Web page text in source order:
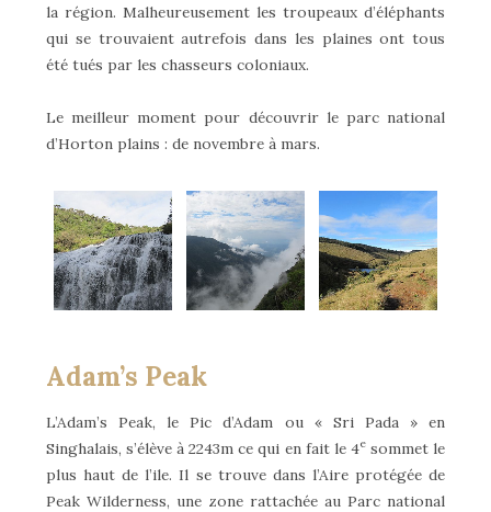
la région. Malheureusement les troupeaux d’éléphants
qui se trouvaient autrefois dans les plaines ont tous
été tués par les chasseurs coloniaux.
Le meilleur moment pour découvrir le parc national
d’Horton plains : de novembre à mars.
Adam’s Peak
L’Adam’s Peak, le Pic d’Adam ou « Sri Pada » en
Singhalais, s’élève à 2243m ce qui en fait le 4esommet le
plus haut de l’ile. Il se trouve dans l’Aire protégée de
Peak Wilderness, une zone rattachée au Parc national